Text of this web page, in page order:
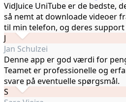
VidJuice UniTube er de bedste,
så nemt at downloade videoer
til min telefon, og deres
J
Jan Schulzei
Denne app er god værdi for
Teamet er professionelle og
svare på eventuelle spørgsmål.
S